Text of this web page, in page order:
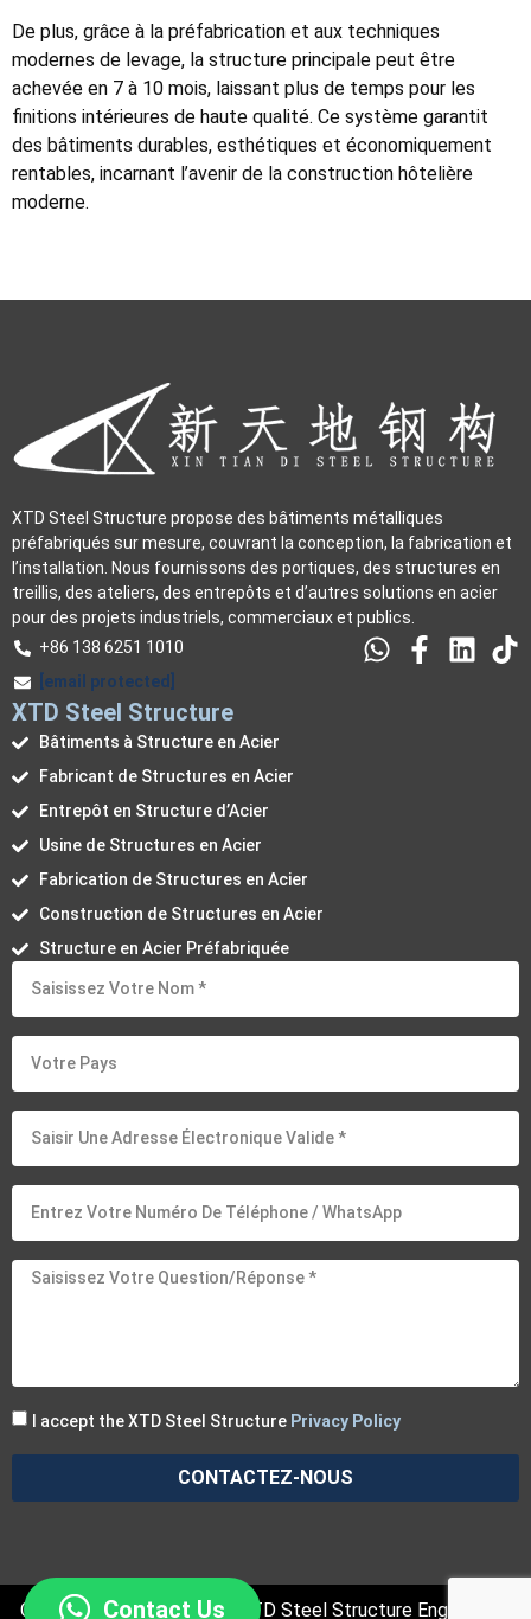
De plus, grâce à la préfabrication et aux techniques
modernes de levage, la structure principale peut être
achevée en 7 à 10 mois, laissant plus de temps pour les
finitions intérieures de haute qualité. Ce système garantit
des bâtiments durables, esthétiques et économiquement
rentables, incarnant l’avenir de la construction hôtelière
moderne.
XTD Steel Structure propose des bâtiments métalliques
préfabriqués sur mesure, couvrant la conception, la fabrication et
l’installation. Nous fournissons des portiques, des structures en
treillis, des ateliers, des entrepôts et d’autres solutions en acier
pour des projets industriels, commerciaux et publics.
+86 138 6251 1010
[email protected]
XTD Steel Structure
Bâtiments à Structure en Acier
Fabricant de Structures en Acier
Entrepôt en Structure d’Acier
Usine de Structures en Acier
Fabrication de Structures en Acier
Construction de Structures en Acier
Structure en Acier Préfabriquée
I accept the XTD Steel Structure Privacy Policy
CONTACTEZ-NOUS
Copyright © 2025 Suzhou XTD Steel Structure Engineering
Contact Us